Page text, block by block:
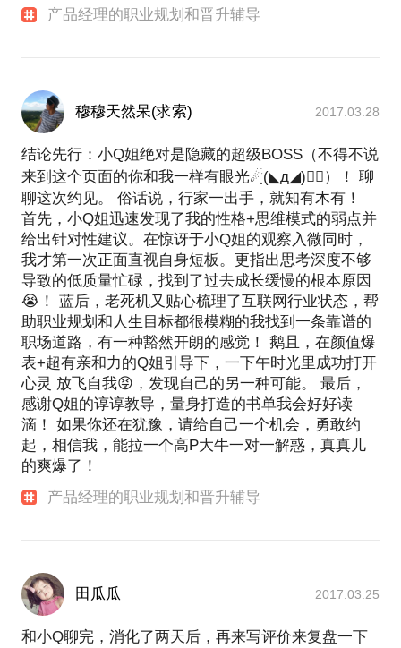
产品经理的职业规划和晋升辅导
穆穆天然呆(求索) 2017.03.28
结论先行：小Q姐绝对是隐藏的超级BOSS（不得不说
来到这个页面的你和我一样有眼光☄ฺ(◣д◢)☄ฺ）！ 聊
聊这次约见。 俗话说，行家一出手，就知有木有！
首先，小Q姐迅速发现了我的性格+思维模式的弱点并
给出针对性建议。在惊讶于小Q姐的观察入微同时，
我才第一次正面直视自身短板。更指出思考深度不够
导致的低质量忙碌，找到了过去成长缓慢的根本原因
😭！ 蓝后，老死机又贴心梳理了互联网行业状态，帮
助职业规划和人生目标都很模糊的我找到一条靠谱的
职场道路，有一种豁然开朗的感觉！ 鹅且，在颜值爆
表+超有亲和力的Q姐引导下，一下午时光里成功打开
心灵 放飞自我😝，发现自己的另一种可能。 最后，
感谢Q姐的谆谆教导，量身打造的书单我会好好读
滴！ 如果你还在犹豫，请给自己一个机会，勇敢约
起，相信我，能拉一个高P大牛一对一解惑，真真儿
的爽爆了！
产品经理的职业规划和晋升辅导
田瓜瓜 2017.03.25
和小Q聊完，消化了两天后，再来写评价来复盘一下